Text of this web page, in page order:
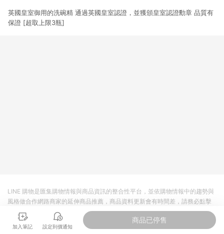
3. 訂單回饋金額將扣除運費/購物金/超贈點/福利金/紅利折抵/折
價券等虛擬貨幣折抵 4. 大宗採購或批發轉賣不具回饋資格： 如
英國皇室御用的洗碗精 通過英國皇室認證，並獲頒皇室認證勳章 品質有
保證 [超取上限3瓶]
加入筆記 設定到價通知
商品已停售
LINE 購物是匯集購物情報與商品資訊的整合性平台，並依購物情報中的趨勢與
風格做合作網路商家的延伸商品推薦，商品資料更新會有時間差，請務必點擊
商品至各合作網路商家，確認現售價與購物條件，一切資訊以合作廠商網頁為
準。